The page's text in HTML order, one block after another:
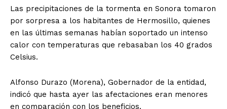
Las precipitaciones de la tormenta en Sonora tomaron
por sorpresa a los habitantes de Hermosillo, quienes
en las últimas semanas habían soportado un intenso
calor con temperaturas que rebasaban los 40 grados
Celsius.
Alfonso Durazo (Morena), Gobernador de la entidad,
indicó que hasta ayer las afectaciones eran menores
en comparación con los beneficios.